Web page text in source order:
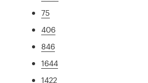
75
406
846
1644
1422